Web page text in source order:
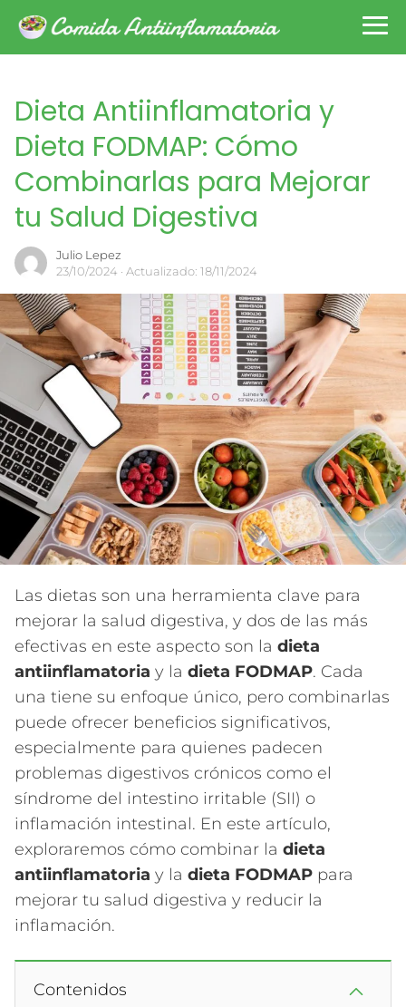
Dieta Antiinflamatoria y
Dieta FODMAP: Cómo
Combinarlas para Mejorar
tu Salud Digestiva
Julio Lepez
23/10/2024 · Actualizado: 18/11/2024
Las dietas son una herramienta clave para
mejorar la salud digestiva, y dos de las más
efectivas en este aspecto son la dieta
antiinflamatoria y la dieta FODMAP. Cada
una tiene su enfoque único, pero combinarlas
puede ofrecer beneficios significativos,
especialmente para quienes padecen
problemas digestivos crónicos como el
síndrome del intestino irritable (SII) o
inflamación intestinal. En este artículo,
exploraremos cómo combinar la dieta
antiinflamatoria y la dieta FODMAP para
mejorar tu salud digestiva y reducir la
inflamación.
Contenidos